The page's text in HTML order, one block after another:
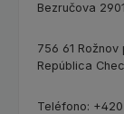
Bezručova 2901
756 61 Rožnov
República
Teléfono: